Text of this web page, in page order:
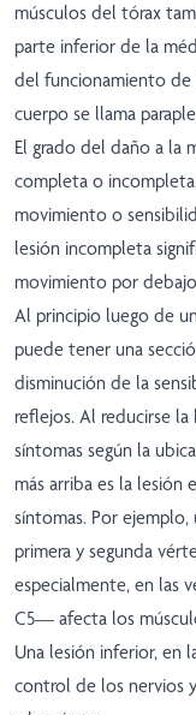
músculos del tórax
parte inferior de la
del funcionamiento de
cuerpo se llama
El grado del daño a la
completa o
movimiento o
lesión incompleta
movimiento por
Al principio luego de
puede tener una
disminución de la
reflejos. Al reducirse
síntomas según la
más arriba es la lesión
síntomas. Por
primera y segunda
especialmente, en las
C5— afecta los
Una lesión inferior, en
control de los nervios